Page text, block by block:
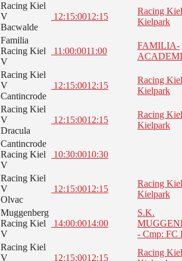
Racing Kiel
V
Bacwalde
12:15:0012:15
Racing
Kielpark
Familia
Racing Kiel
V
11:00:0011:00
FAMILIA-
Racing Kiel
V
Cantincrode
12:15:0012:15
Racing
Kielpark
Racing Kiel
V
Dracula
12:15:0012:15
Racing
Kielpark
Cantincrode
Racing Kiel
V
10:30:0010:30
Racing Kiel
V
Olvac
12:15:0012:15
Racing
Kielpark
Muggenberg
Racing Kiel
V
14:00:0014:00
S.K.
- Cmp: FC
Racing Kiel
V
12:15:0012:15
Racing